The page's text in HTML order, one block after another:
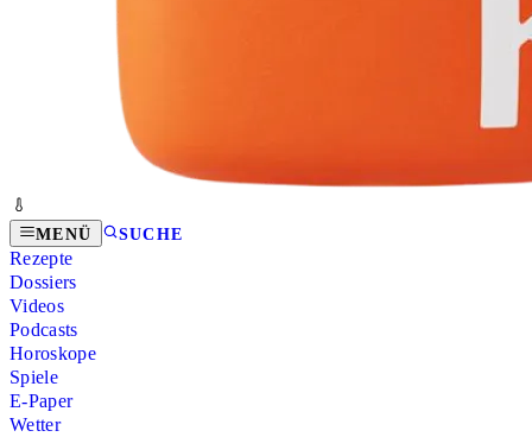
MENÜ SUCHE
Rezepte
Dossiers
Videos
Podcasts
Horoskope
Spiele
E-Paper
Wetter